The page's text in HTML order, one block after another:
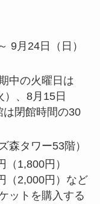
9月24日（日）
中の火曜日は
、8月15日
は閉館時間の30
森タワー53階）
1,800円）
（2,000円）など
ットを購入する